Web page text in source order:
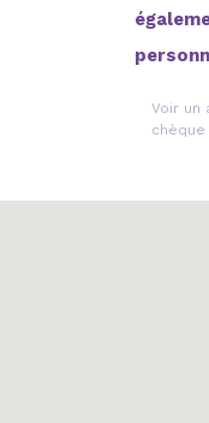
Voir un
chèque